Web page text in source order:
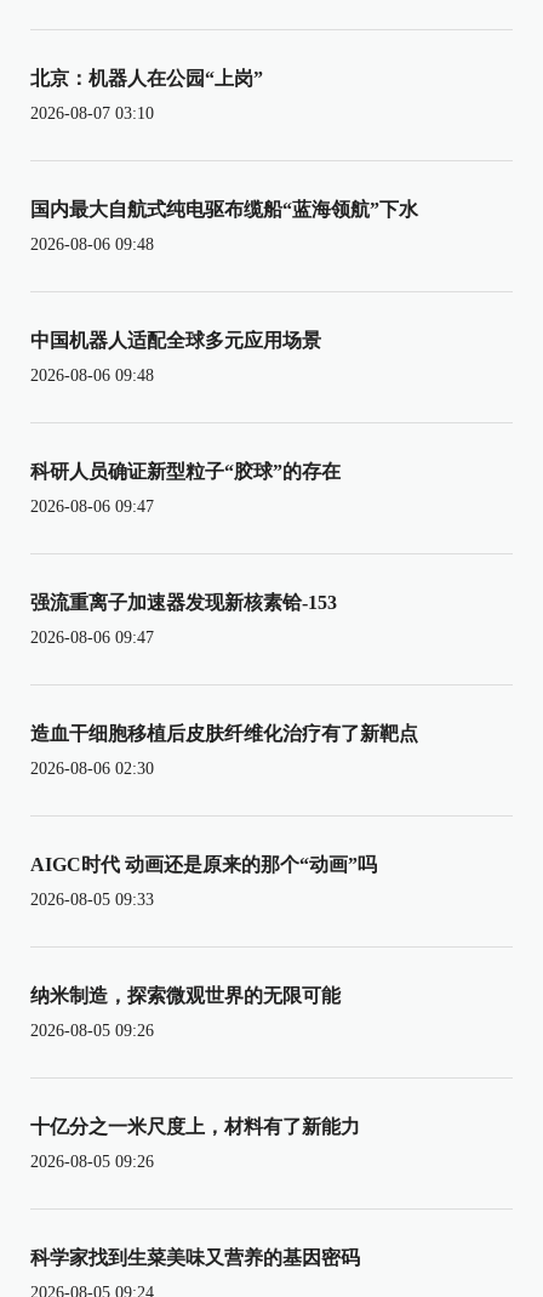
北京：机器人在公园“上岗”
2026-08-07 03:10
国内最大自航式纯电驱布缆船“蓝海领航”下水
2026-08-06 09:48
中国机器人适配全球多元应用场景
2026-08-06 09:48
科研人员确证新型粒子“胶球”的存在
2026-08-06 09:47
强流重离子加速器发现新核素铪-153
2026-08-06 09:47
造血干细胞移植后皮肤纤维化治疗有了新靶点
2026-08-06 02:30
AIGC时代 动画还是原来的那个“动画”吗
2026-08-05 09:33
纳米制造，探索微观世界的无限可能
2026-08-05 09:26
十亿分之一米尺度上，材料有了新能力
2026-08-05 09:26
科学家找到生菜美味又营养的基因密码
2026-08-05 09:24